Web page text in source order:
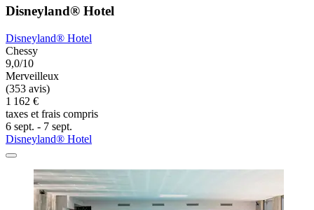
Disneyland® Hotel
Disneyland® Hotel
Chessy
9,0/10
Merveilleux
(353 avis)
1 162 €
taxes et frais compris
6 sept. - 7 sept.
Disneyland® Hotel